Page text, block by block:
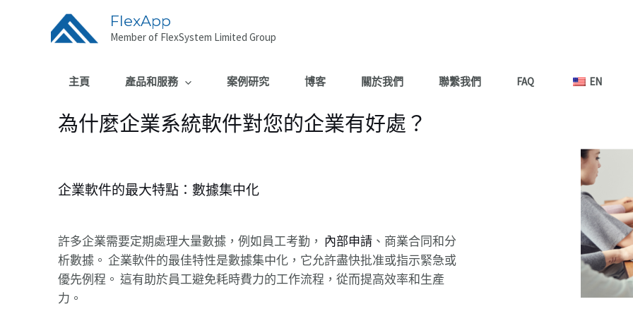
FlexApp
Member of FlexSystem Limited Group
主頁 產品和服務 案例研究 博客 關於我們 聯繫我們 FAQ EN
為什麼企業系統軟件對您的企業有好處？
企業軟件的最大特點：數據集中化
許多企業需要定期處理大量數據，例如員工考勤， 內部申請 、商業合同和分
析數據。 企業軟件的最佳特性是數據集中化，它允許盡快批准或指示緊急或
優先例程。 這有助於員工避免耗時費力的工作流程，從而提高效率和生產
力。